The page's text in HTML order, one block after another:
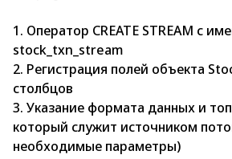
1. Оператор CREATE STREAM с
stock_txn_stream
2. Регистрация полей объекта
столбцов
3. Указание формата данных и
который служит источником
необходимые параметры)